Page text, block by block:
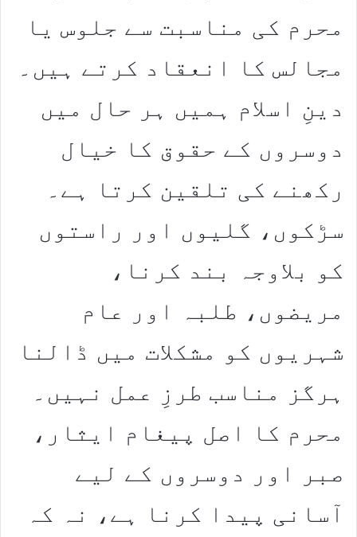
محرم کی مناسبت سے جلوس یا
مجالس کا انعقاد کرتے ہیں۔
دینِ اسلام ہمیں ہر حال میں
دوسروں کے حقوق کا خیال
رکھنے کی تلقین کرتا ہے۔
سڑکوں، گلیوں اور راستوں
کو بلاوجہ بند کرنا،
مریضوں، طلبہ اور عام
شہریوں کو مشکلات میں ڈالنا
ہرگز مناسب طرزِ عمل نہیں۔
محرم کا اصل پیغام ایثار،
صبر اور دوسروں کے لیے
آسانی پیدا کرنا ہے، نہ کہ